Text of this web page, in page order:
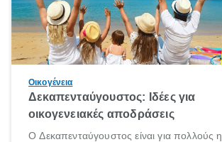
Οικογένεια
Δεκαπενταύγουστος: Ιδέες για
οικογενειακές αποδράσεις
Ο Δεκαπενταύγουστος είναι για πολλούς η